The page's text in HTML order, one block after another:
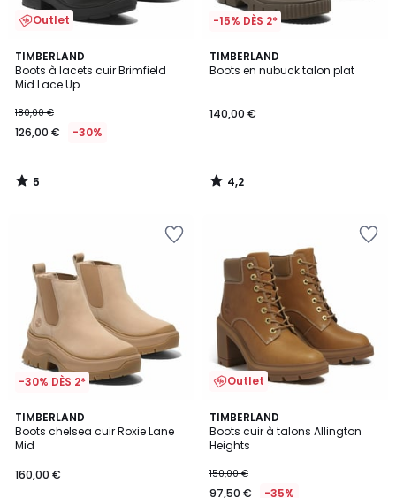
Outlet
TIMBERLAND
Boots à lacets cuir Brimfield
Mid Lace Up
180,00 €
126,00 € -30%
5
/
5
5
/
-15% DÈS 2*
TIMBERLAND
Boots en nubuck talon plat
140,00 €
4,2
/ 5
4,2
/
-30% DÈS 2*
TIMBERLAND
Boots chelsea cuir Roxie Lane
Mid
160,00 €
4
/
5
Outlet
TIMBERLAND
Boots cuir à talons Allington
Heights
150,00 €
97,50 € -35%
4,7
/ 5